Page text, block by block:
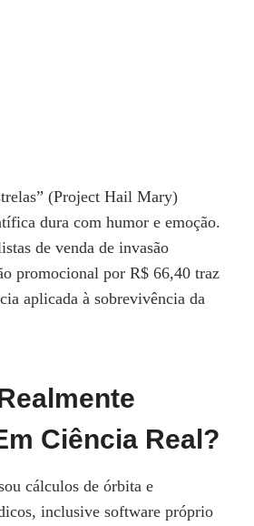
(Project Hail Mary)
dura com humor e emoção.
de venda de invasão
promocional por R$ 66,40 traz
aplicada à sobrevivência da
Ciência Real?
cálculos de órbita e
inclusive software próprio